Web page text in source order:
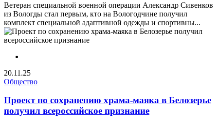
Ветеран специальной военной операции Александр Сивенков
из Вологды стал первым, кто на Вологодчине получил
комплект специальной адаптивной одежды и спортивны...
20.11.25
Общество
Проект по сохранению храма-маяка в Белозерье
получил всероссийское признание